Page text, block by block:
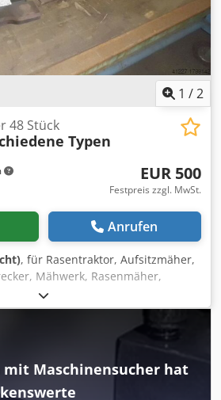
1 /2
48 Stück
Typen
EUR 500
Festpreis zzgl. MwSt.
Anrufen
, für Rasentraktor, Aufsitzmäher,
Mähwerk, Rasenmäher,
-Rasenmähermesser: 48
Al Rjf -Typen: unterschiedlich -
-Gewicht: 120 kg
Maschinensucher hat